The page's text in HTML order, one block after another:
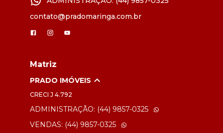
contato@pradomaringa.com.br
Matriz
PRADO IMÓVEIS
CRECI J 4.792
ADMINISTRAÇÃO: (44) 9857-0325
VENDAS: (44) 9857-0325